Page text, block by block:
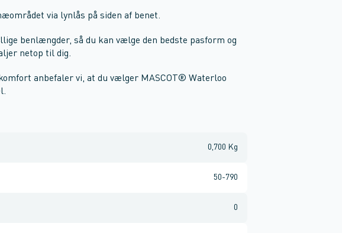
via lynlås på siden af benet.
benlængder, så du kan vælge den bedste pasform og
netop til dig.
anbefaler vi, at du vælger MASCOT® Waterloo
0,700 Kg
50-790
0